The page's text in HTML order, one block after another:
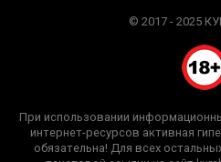
© 2017 - 2025
При использовании
интернет-ресурсов активная
обязательна! Для всех